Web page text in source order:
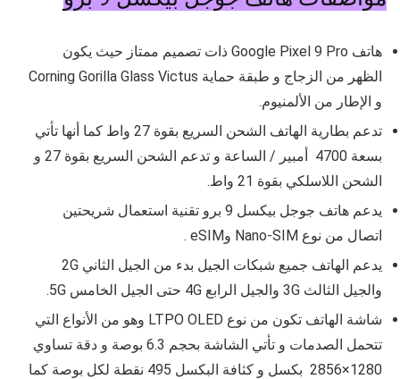
هاتف Google Pixel 9 Pro ذات تصميم ممتاز حيث يكون
الظهر من الزجاج و طبقة حماية Corning Gorilla Glass Victus
و الإطار من الألمنيوم.
تدعم بطارية الهاتف الشحن السريع بقوة 27 واط كما أنها تأتي
بسعة 4700 أمبير / الساعة و تدعم الشحن السريع بقوة
27 و
الشحن اللاسلكي بقوة 21 واط.
يدعم هاتف جوجل بيكسل 9 برو تقنية استعمال شريحتين
اتصال من نوع Nano-SIM وeSIM
.
يدعم الهاتف جميع شبكات الجيل بدء من الجيل الثاني 2G
والجيل الثالث 3G والجيل الرابع 4G حتى الجيل الخامس 5G.
شاشة الهاتف تكون من نوع
LTPO OLED وهو من الأنواع التي
تتحمل الصدمات و تأتي الشاشة بحجم 6.3 بوصة و دقة تساوي
1280×2856 بكسل و كثافة البكسل 495 نقطة لكل بوصة كما